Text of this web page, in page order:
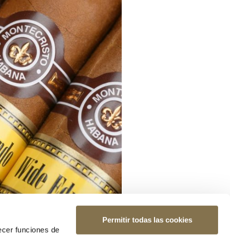
funciones de
Permitir todas las cookies